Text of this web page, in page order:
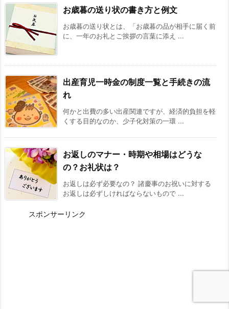
お歳暮の送り状の書き方と例文
お歳暮の送り状とは、「お歳暮の品が相手に届く前
に、一年のお礼とご挨拶の言葉に添え ...
出産育児一時金の制度一覧と手続きの流
れ
何かと出費の多い出産関連ですが、経済的負担を軽
くする目的なのか、少子化対策の一環 ...
お返しのマナー・時期や相場はどうな
の？お礼状は？
お返しは必ず必要なの？ 諸慶事のお祝いに対する
お返しは必ずしければならないもので ...
スポンサーリンク